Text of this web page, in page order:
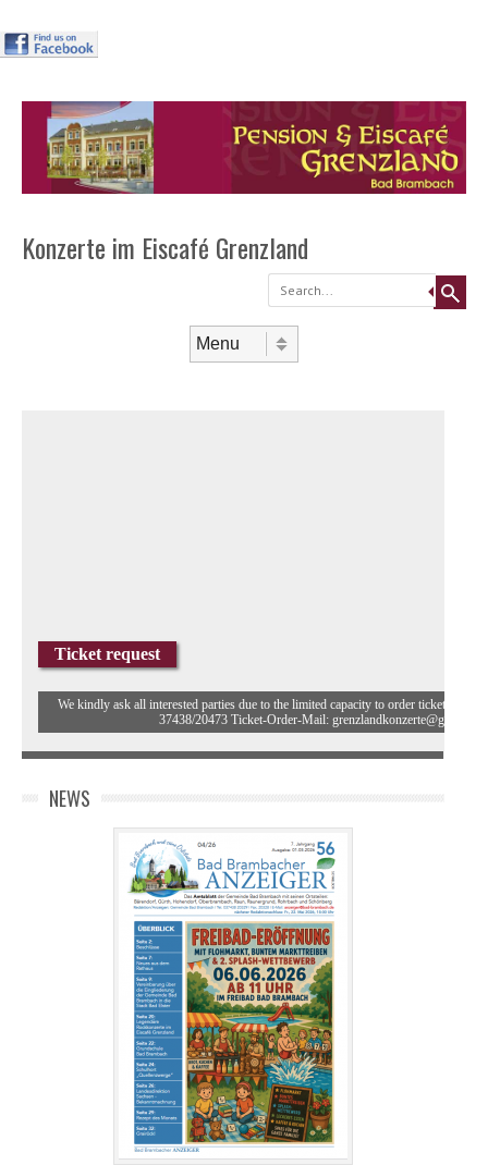
Konzerte im Eiscafé Grenzland
Search
Ticket request
We kindly ask all interested parties due to the limited capacity to order tickets in
37438/20473 Ticket-Order-Mail:
NEWS